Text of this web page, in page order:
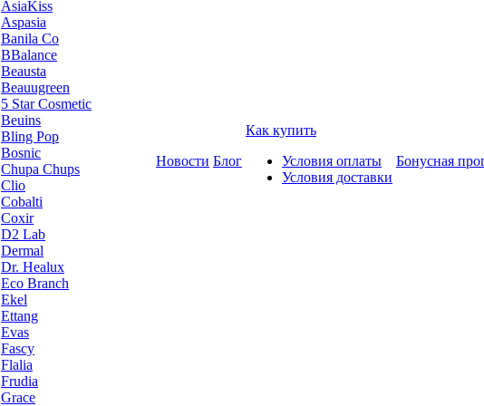
AsiaKiss
Aspasia
Banila Co
BBalance
Beausta
Beauugreen
5 Star Cosmetic
Beuins
Bling Pop
Bosnic
Chupa Chups
Clio
Cobalti
Coxir
D2 Lab
Dermal
Dr. Healux
Eco Branch
Ekel
Ettang
Evas
Fascy
Flalia
Frudia
Grace
Новости Блог
Как купить
Условия оплаты
Условия доставки
Бонусная